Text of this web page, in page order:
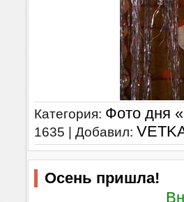
Категория: Фото дня
1635 | Добавил:
Осень пришла!